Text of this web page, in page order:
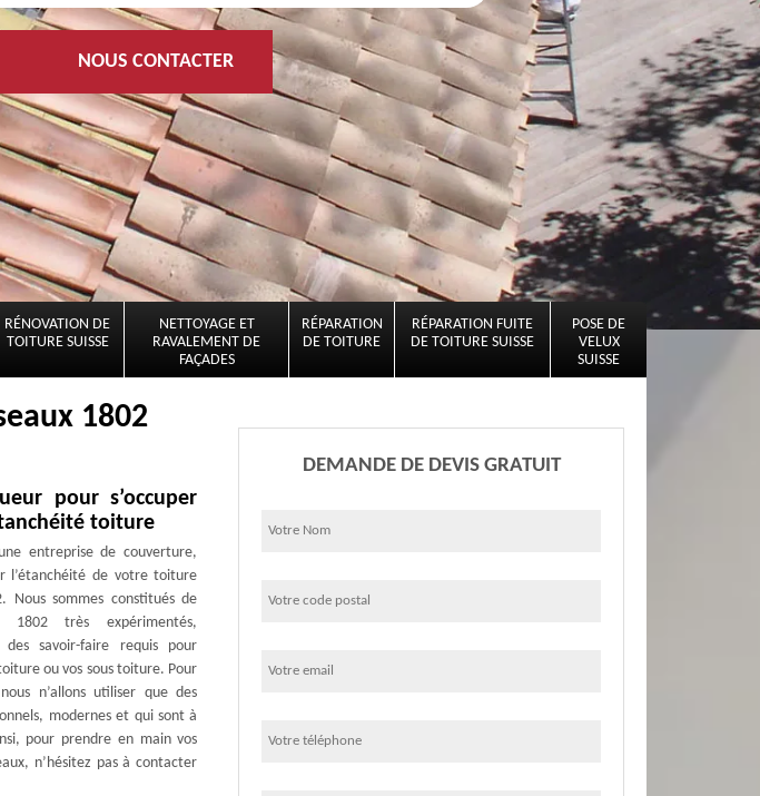
NOUS CONTACTER
RÉNOVATION DE
TOITURE SUISSE
NETTOYAGE ET
RAVALEMENT DE
FAÇADES
RÉPARATION
DE TOITURE
RÉPARATION FUITE
DE TOITURE SUISSE
POSE DE
VELUX
SUISSE
1802
pour s’occuper
toiture
entreprise de couverture,
l’étanchéité de votre toiture
Nous sommes constitués de
1802 très expérimentés,
savoir-faire requis pour
ou vos sous toiture. Pour
n’allons utiliser que des
modernes et qui sont à
pour prendre en main vos
n’hésitez pas à contacter
DEMANDE DE DEVIS GRATUIT